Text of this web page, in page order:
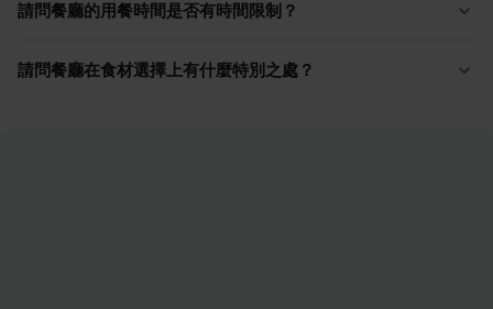
請問餐廳的用餐時間是否有時間限制？
請問餐廳在食材選擇上有什麼特別之處？